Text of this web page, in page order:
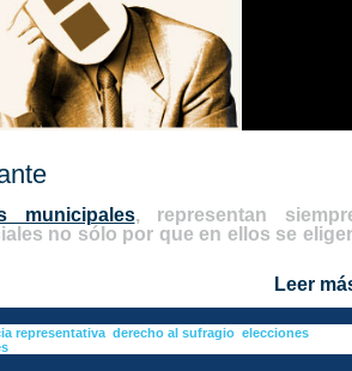
municipales, representan
no sólo por que en ellos se
Leer
representativa derecho al sufragio elecciones